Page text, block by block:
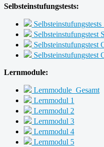
Selbsteinstufungstests:
Selbsteinstufungstest
Selbsteinstufungstest
Lernmodule:
Lernmodule_Gesamt
Lernmodul 1
Lernmodul 2
Lernmodul 3
Lernmodul 4
Lernmodul 5